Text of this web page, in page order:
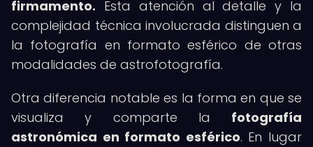
firmamento. Esta atención al detalle y la
complejidad técnica involucrada distinguen a
la fotografía en formato esférico de otras
modalidades de astrofotografía.
Otra diferencia notable es la forma en que se
visualiza y comparte la fotografía
astronómica en formato esférico. En lugar